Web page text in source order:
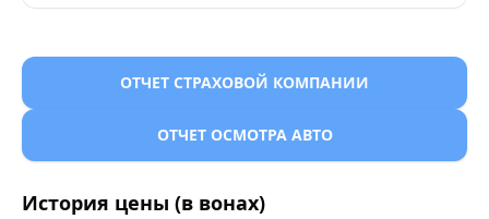
ОТЧЕТ СТРАХОВОЙ КОМПАНИИ
ОТЧЕТ ОСМОТРА АВТО
История цены (в вонах)